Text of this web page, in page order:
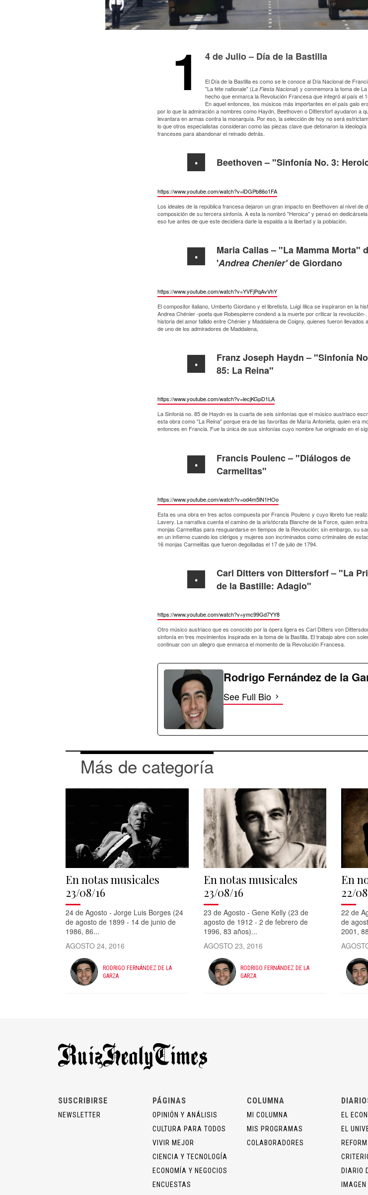
1 4 de Julio – Día de la Bastilla
El Día de la Bastilla es como se le conoce al Día Nacional de
"La féte nationale" (La Fiesta Nacional) y conmemora la toma de
hecho que enmarca la Revolución Francesa que integró al país el
En aquel entonces, los músicos más importantes en el país galo
por lo que la admiración a nombres como Haydn, Beethoven o Dittersforf ayudaron a
levantara en armas contra la monarquía. Por eso, la selección de hoy no será
lo que otros especialistas consideran como las piezas clave que detonaron la ideología
franceses para abandonar el reinado detrás.
Beethoven – "Sinfonía No. 3:
https://www.youtube.com/watch?v=lDGPb86o1FA
Los ideales de la república francesa dejaron un gran impacto en Beethoven al nivel de
composición de su tercera sinfonía. A esta la nombró "Heroica" y pensó en
eso fue antes de que este decidiera darle la espalda a la libertad y la población.
Maria Callas – "La Mamma Morta"
'Andrea Chenier'de Giordano
https://www.youtube.com/watch?v=YVFjPqAvVhY
El compositor italiano, Umberto Giordano y el libretista, Luigi Illica se inspiraron en la
Andrea Chénier -poeta que Robespierre condenó a la muerte por criticar la revolución-
historia del amor fallido entre Chénier y Maddalena de Coigny, quienes fueron llevados
de uno de los admiradores de Maddalena,
Franz Joseph Haydn – "Sinfonía
85: La Reina"
https://www.youtube.com/watch?v=lecjKGpD1LA
La Sinfoniá no. 85 de Haydn es la cuarta de seis sinfonías que el músico austriaco
esta obra como "La Reina" porque era de las favoritas de María Antonieta, quien era
entonces en Francia. Fue la única de sus sinfonías cuyo nombre fue originado en el
Francis Poulenc – "Diálogos de
Carmelitas"
https://www.youtube.com/watch?v=od4m5lN1HOo
Esta es una obra en tres actos compuesta por Francis Poulenc y cuyo libreto fue
Lavery. La narrativa cuenta el camino de la aristócrata Blanche de la Force, quien
monjas Carmelitas para resguardarse en tiempos de la Revolución; sin embargo, su
en un infierno cuando los clérigos y mujeres son incriminados como criminales de
16 monjas Carmelitas que fueron degolladas el 17 de julio de 1794.
Carl Ditters von Dittersforf – "La
de la Bastille: Adagio"
https://www.youtube.com/watch?v=ymc99Gd7YY8
Otro músico austriaco que es conocido por la ópera ligera es Carl Ditters von
sinfonía en tres movimientos inspirada en la toma de la Bastilla. El trabajo abre con
continuar con un allegro que enmarca el momento de la Revolución Francesa.
Rodrigo Fernández de la
See Full Bio
Más de categoría
En notas musicales
23/08/16
24 de Agosto - Jorge Luis Borges (24
de agosto de 1899 - 14 de junio de
1986, 86...
AGOSTO 24, 2016
RODRIGO FERNÁNDEZ DE LA
GARZA
En notas musicales
23/08/16
23 de Agosto - Gene Kelly (23 de
agosto de 1912 - 2 de febrero de
1996, 83 años)...
AGOSTO 23, 2016
RODRIGO FERNÁNDEZ DE LA
GARZA
En
22/
22 de
de
2001,
SUSCRIBIRSE
NEWSLETTER
PÁGINAS
OPINIÓN Y ANÁLISIS
CULTURA PARA TODOS
VIVIR MEJOR
CIENCIA Y TECNOLOGÍA
ECONOMÍA Y NEGOCIOS
ENCUESTAS
COLUMNA
MI COLUMNA
MIS PROGRAMAS
COLABORADORES
EL
EL
DIARIO